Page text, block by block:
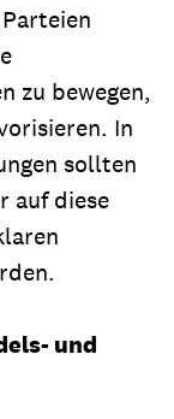
zu bewegen,
In
sollten
auf diese
und